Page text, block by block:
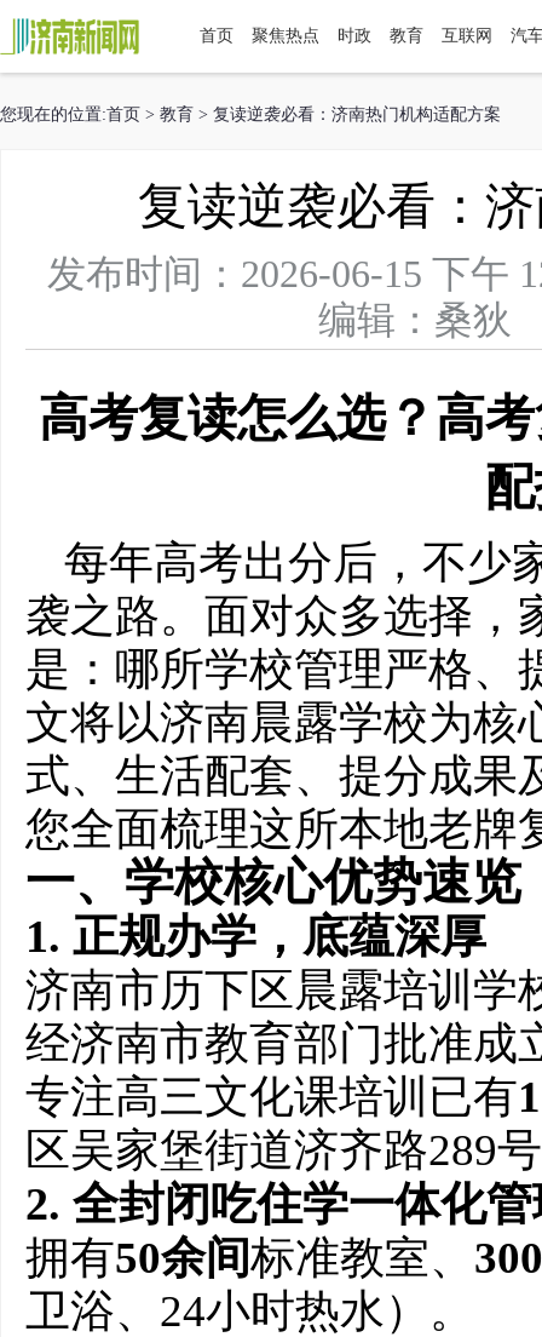
首页 聚焦热点 时政 教育 互联网 汽
您现在的位置:首页 > 教育 > 复读逆袭必看：济南热门机构适配方案
复读逆袭必看：
发布时间：2026-06-15 下
编辑：桑狄
高考复读怎么选？高
每年高考出分后，不少
袭之路。面对众多选择，
是：哪所学校管理严格、
文将以济南晨露学校为核
式、生活配套、提分成果
您全面梳理这所本地老牌
一、学校核心优势速览
1. 正规办学，底蕴深厚
济南市历下区晨露培训学
经济南市教育部门批准成
专注高三文化课培训已有
区吴家堡街道济齐路289
2. 全封闭吃住学一体化
拥有50余间标准教室、
卫浴、24小时热水）。